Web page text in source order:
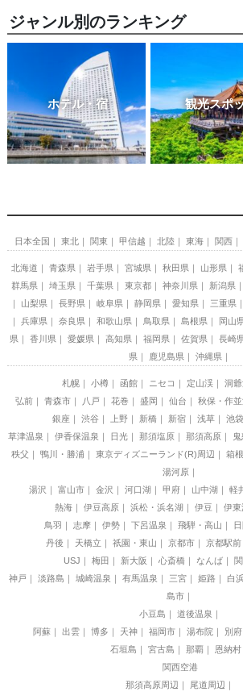
ジャンル別のランキング
ホテル・宿 観光スポ
日本全国 東北 関東 甲信越 北陸 東海 関西
北海道 青森県 岩手県 宮城県 秋田県 山形県
群馬県
埼玉県 千葉県 東京都 神奈川県 新潟県
山梨県
長野県 岐阜県 静岡県 愛知県 三重県
兵庫県
奈良県 和歌山県 鳥取県 島根県 岡山
県
香川県 愛媛県 高知県 福岡県 佐賀県 長崎
県
鹿児島県 沖縄県
札幌 小樽 函館 ニセコ 定山渓 洞
弘前
青森市 八戸 花巻 盛岡 仙台 秋保・作
銀座
渋谷 上野 新橋 新宿 浅草 池袋
草津温泉
伊香保温泉 日光 那須塩原 那須高原
秩父
鴨川・勝浦 東京ディズニーランド(R)周辺 箱根
湯河原
湯沢
富山市 金沢 河口湖 甲府 山中湖 軽
熱海
伊豆高原 浜松・浜名湖 伊豆 伊東
鳥羽
志摩 伊勢 下呂温泉 飛騨・高山
丹後
天橋立 祇園・東山 京都市 京都駅前
USJ
梅田 新大阪 心斎橋 なんば
神戸
淡路島 城崎温泉 有馬温泉 三宮 姫路 白
島市
小豆島
道後温泉
阿蘇
出雲 博多 天神 福岡市 湯布院 別府
石垣島
宮古島 那覇
恩納村
関西空港
那須高原周辺
尾道周辺